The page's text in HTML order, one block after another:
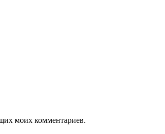
моих комментариев.